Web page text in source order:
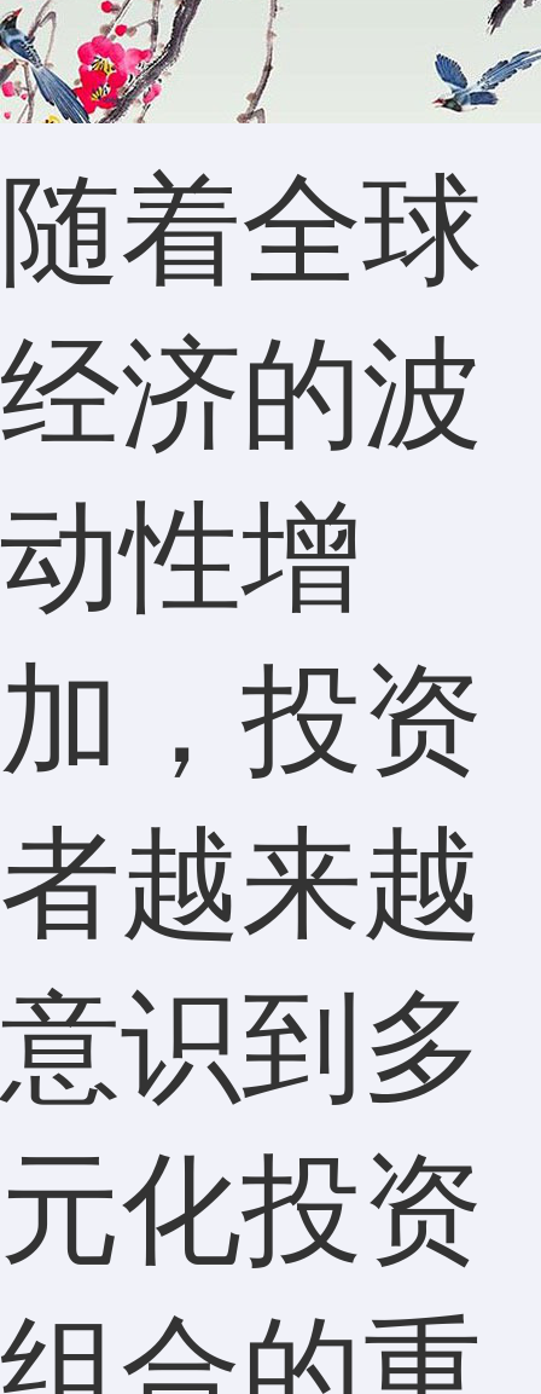
随着全球
经济的波
动性增
加，投资
者越来越
意识到多
元化投资